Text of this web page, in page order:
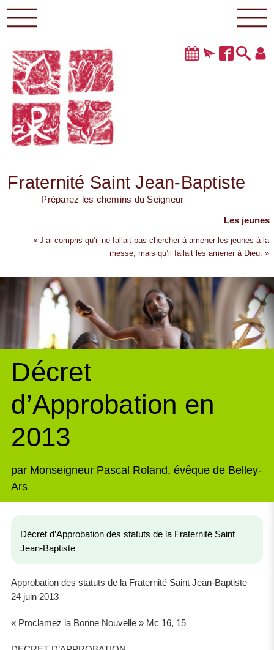
Fraternité Saint Jean-Baptiste
Préparez les chemins du Seigneur
Les jeunes
« J’ai compris qu’il ne fallait pas chercher à amener les jeunes à la
messe, mais qu’il fallait les amener à Dieu. »
Décret
d’Approbation en
2013
par Monseigneur Pascal Roland, évêque de Belley-
Ars
Décret d’Approbation des statuts de la Fraternité Saint
Jean-Baptiste
Approbation des statuts de la Fraternité Saint Jean-Baptiste
24 juin 2013
« Proclamez la Bonne Nouvelle » Mc 16, 15